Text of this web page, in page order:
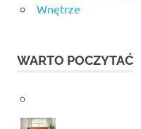
Wnętrze
WARTO POCZYTAĆ